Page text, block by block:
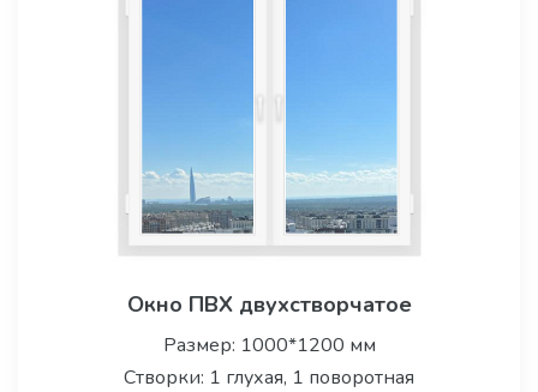
Окно ПВХ двухстворчатое
Размер: 1000*1200 мм
Створки: 1 глухая, 1 поворотная